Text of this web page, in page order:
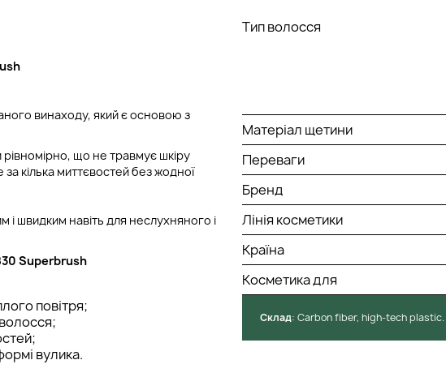
винаходу, який є основою з
рівномірно, що не травмує шкіру
кілька миттєвостей без жодної
швидким навіть для неслухняного і
Superbrush
повітря;
вулика.
Тип волосся
Матеріал щетини
Переваги
Бренд
Лінія косметики
Країна
Косметика для
Cклад: Сarbon fiber, high-tech plastic.